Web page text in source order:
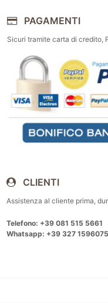
PAGAMENTI
Sicuri tramite carta di credito,
CLIENTI
Assistenza al cliente prima,
Telefono: +39 081 515 5661
Whatsapp: +39 327 1596075